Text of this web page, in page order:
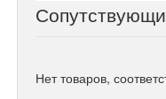
Нет товаров,